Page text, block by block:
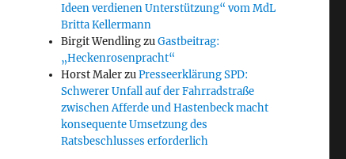
Ideen verdienen Unterstützung“ vom MdL
Britta Kellermann
Birgit WendlingzuGastbeitrag:
„Heckenrosenpracht“
Horst MalerzuPresseerklärung SPD:
Schwerer Unfall auf der Fahrradstraße
zwischen Afferde und Hastenbeck macht
konsequente Umsetzung des
Ratsbeschlusses erforderlich